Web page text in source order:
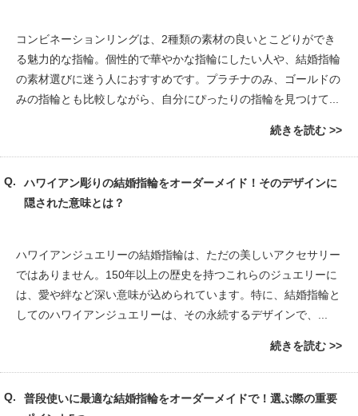
コンビネーションリングは、2種類の素材の良いとこどりができ
る魅力的な指輪。個性的で華やかな指輪にしたい人や、結婚指輪
の素材選びに迷う人におすすめです。プラチナのみ、ゴールドの
みの指輪とも比較しながら、自分にぴったりの指輪を見つけて...
続きを読む
ハワイアン彫りの結婚指輪をオーダーメイド！そのデザインに
隠された意味とは？
ハワイアンジュエリーの結婚指輪は、ただの美しいアクセサリー
ではありません。150年以上の歴史を持つこれらのジュエリーに
は、愛や絆など深い意味が込められています。特に、結婚指輪と
してのハワイアンジュエリーは、その永続するデザインで、...
続きを読む
普段使いに最適な結婚指輪をオーダーメイドで！選ぶ際の重要